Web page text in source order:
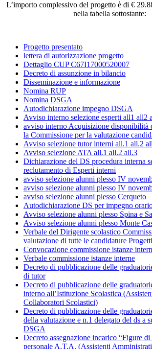
L’importo complessivo del progetto è di €
nella tabella sottostante:
Progetto presentato
lettera di autorizzazione progetto
Dettaglio CUP C67I17000520007
Decreto di assunzione in bilancio
Disseminazione e informazione
Nomina RUP
Nomina DSGA
Autodichiarazione impegno DSGA
Avviso interno selezione esperti all1 all2
avviso interno Acquisizione disponibilità
la Commissione per la valutazione
Avviso selezione tutor interni all.1 all.2
Avviso selezione ATA all.1 all.2 all.3
Dichiarazione del DS procedura interna
reclutamento di Esperti interni
avviso selezione alunni plesso IV
avviso selezione alunni plesso IV
avviso selezione alunni plesso Cerqueto
Autodichiarazione DS per impegno
Avviso selezione alunni plesso Spina e
Avviso selezione alunni plesso Monte
Verbale del Dirigente scolastico
valutazione di tutte le candidature
Convocazione commissione istanze
Verbale commissione istanze interne
Decreto di pubblicazione delle
di tutor
Decreto di pubblicazione delle
interno all’Istituzione Scolastica
Collaboratori Scolastici)
Decreto di pubblicazione delle
della valutazione e n.1 delegato del ds a
DSGA
Decreto assegnazione incarico “Figure di
personale A.T.A. (Assistenti